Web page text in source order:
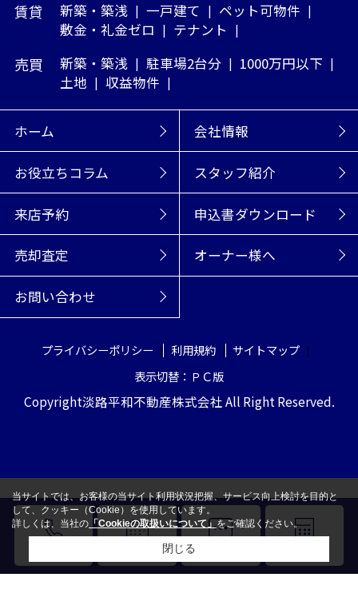
賃貸 新築・築浅 一戸建て
ペット可物件
敷金・礼金ゼロ
テナント
売買 新築・築浅 駐車場2台分
1000万円以下
土地
収益物件
ホーム 会社情報
お役立ちコラム スタッフ紹介
来店予約 申込書ダウンロード
売却査定 オーナー様へ
お問い合わせ
プライバシーポリシー 利用規約
サイトマップ
表示切替：ＰＣ版
Copyright淡路平和不動産株式会社 All Right Reserved.
当サイトでは、お客様の当サイト利用状況把握、サービス向上検討を目的と
して、クッキー（Cookie）を使用しています。
詳しくは、当社の 「Cookieの取扱いについて」 をご確認ください。
閉じる